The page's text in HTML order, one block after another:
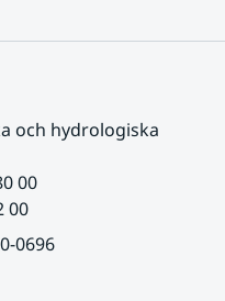
och hydrologiska
00
00
0696